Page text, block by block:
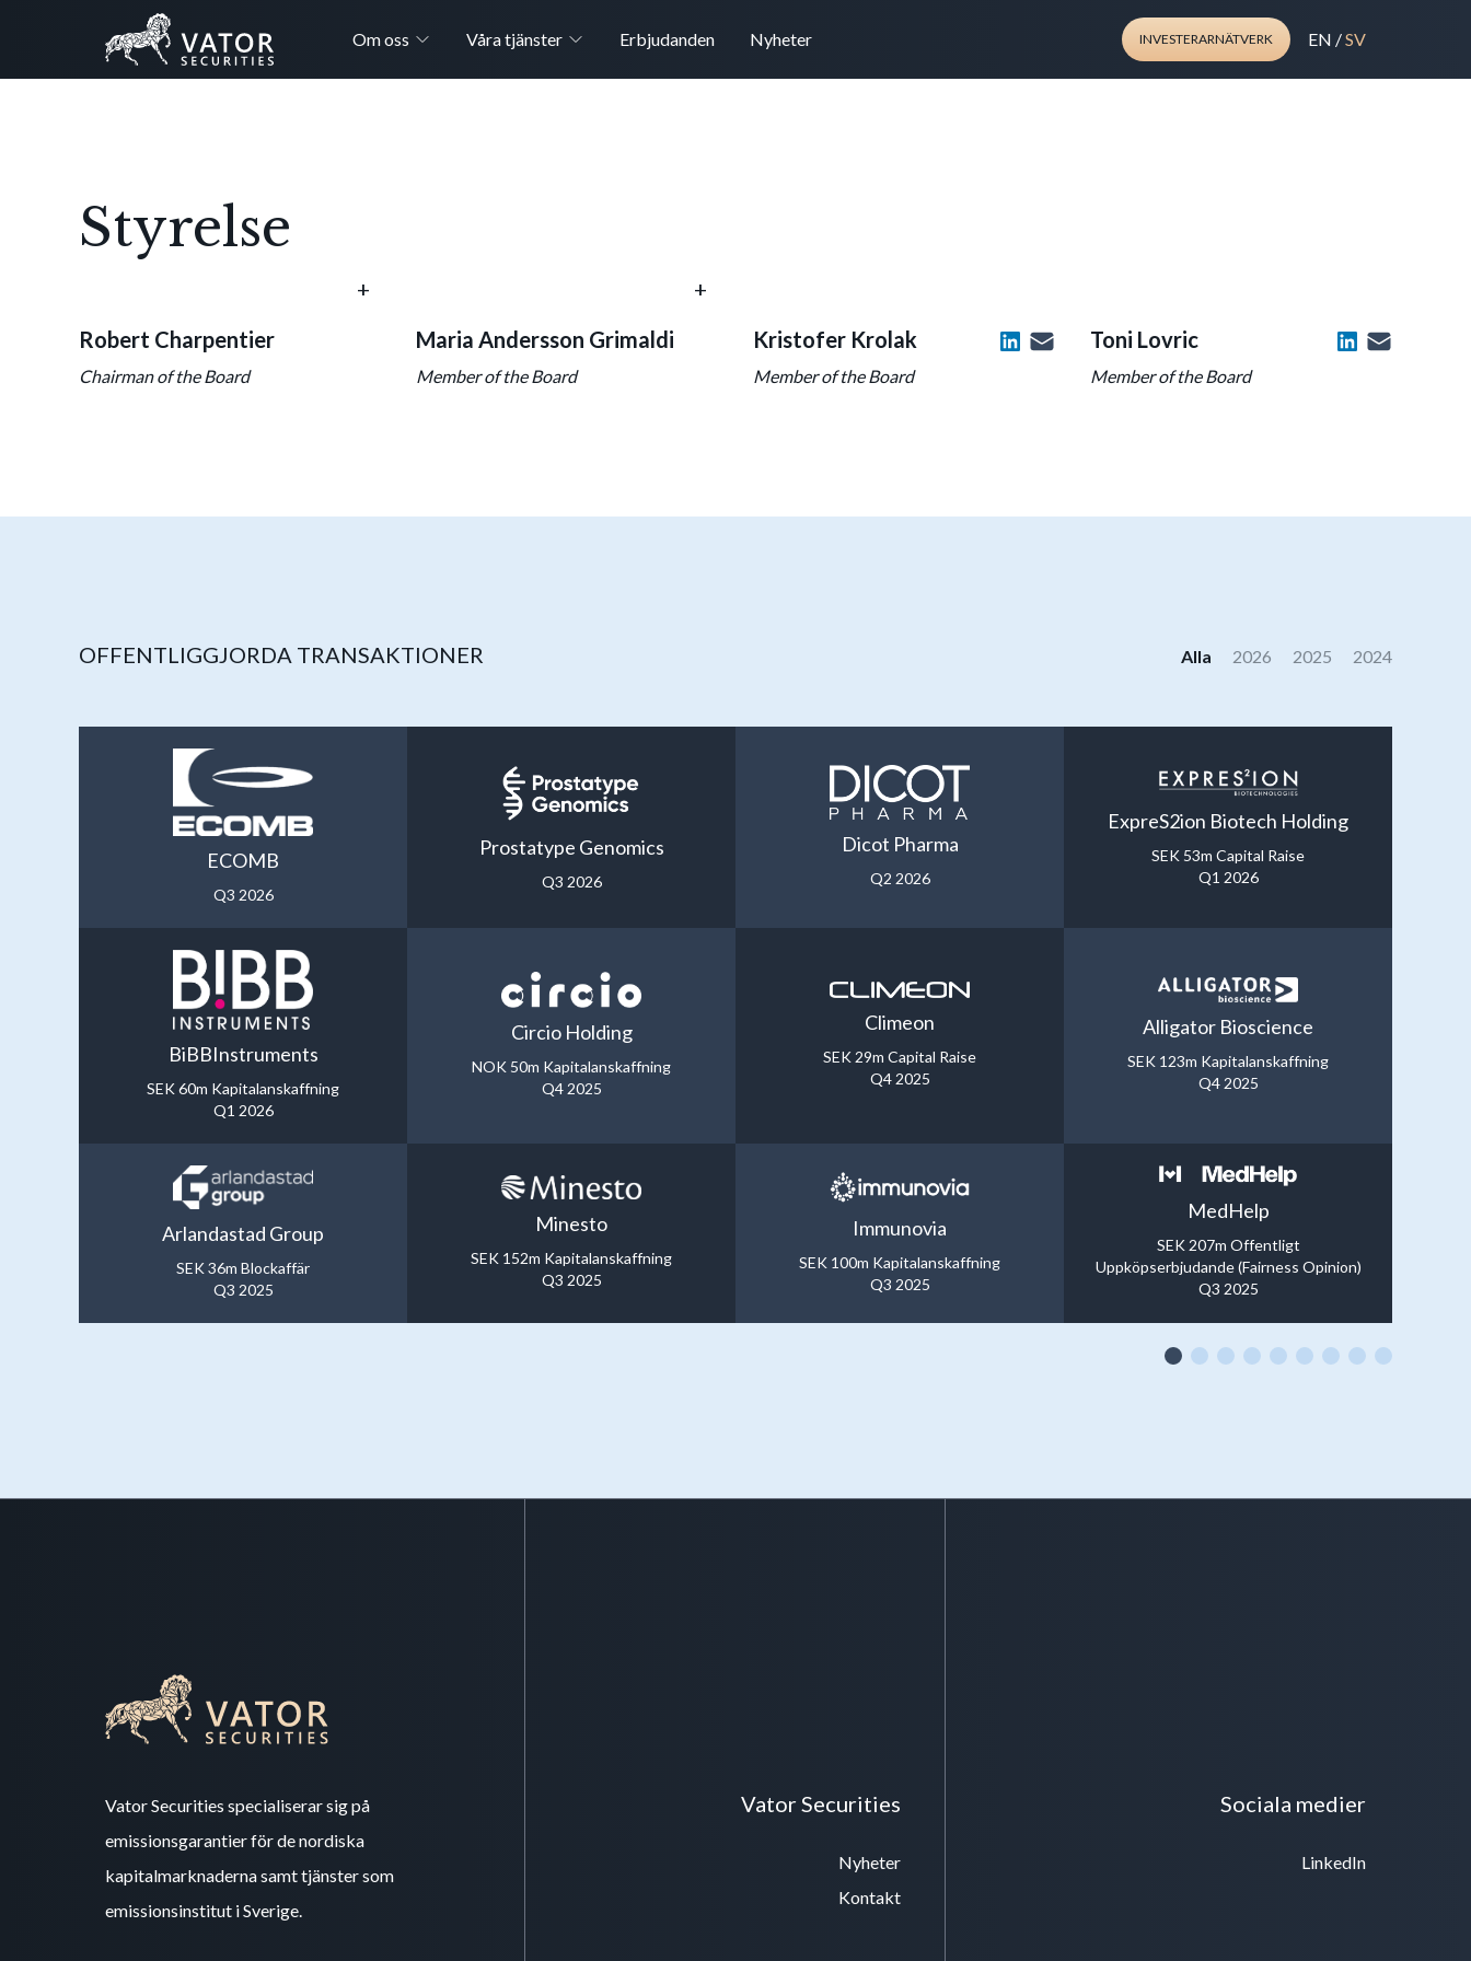
Om oss Våra tjänster Erbjudanden Nyheter INVESTERARNÄTVERK EN /SV
Styrelse
+
Robert Charpentier
Chairman of the Board
+
Maria Andersson Grimaldi
Member of the Board
Kristofer Krolak
Member of the Board
Toni Lovric
Member of the Board
OFFENTLIGGJORDA TRANSAKTIONER Alla 2026 2025 2024
ECOMB
Q3 2026
Prostatype Genomics
Q3 2026
Dicot Pharma
Q2 2026
ExpreS2ion Biotech Holding
SEK 53m Capital Raise
Q1 2026
BiBBInstruments
SEK 60m Kapitalanskaffning
Q1 2026
Circio Holding
NOK 50m Kapitalanskaffning
Q4 2025
Climeon
SEK 29m Capital Raise
Q4 2025
Alligator Bioscience
SEK 123m Kapitalanskaffning
Q4 2025
Arlandastad Group
SEK 36m Blockaffär
Q3 2025
Minesto
SEK 152m Kapitalanskaffning
Q3 2025
Immunovia
SEK 100m Kapitalanskaffning
Q3 2025
MedHelp
SEK 207m Offentligt
Uppköpserbjudande (Fairness Opinion)
Q3 2025
Vator Securities specialiserar sig på
emissionsgarantier för de nordiska
kapitalmarknaderna samt tjänster som
emissionsinstitut i Sverige.
Vator Securities
Nyheter
Kontakt
Sociala medier
LinkedIn